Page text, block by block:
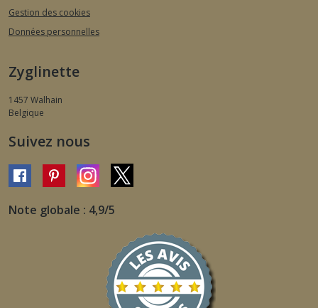
Gestion des cookies
Données personnelles
Zyglinette
1457 Walhain
Belgique
Suivez nous
Note globale : 4,9/5